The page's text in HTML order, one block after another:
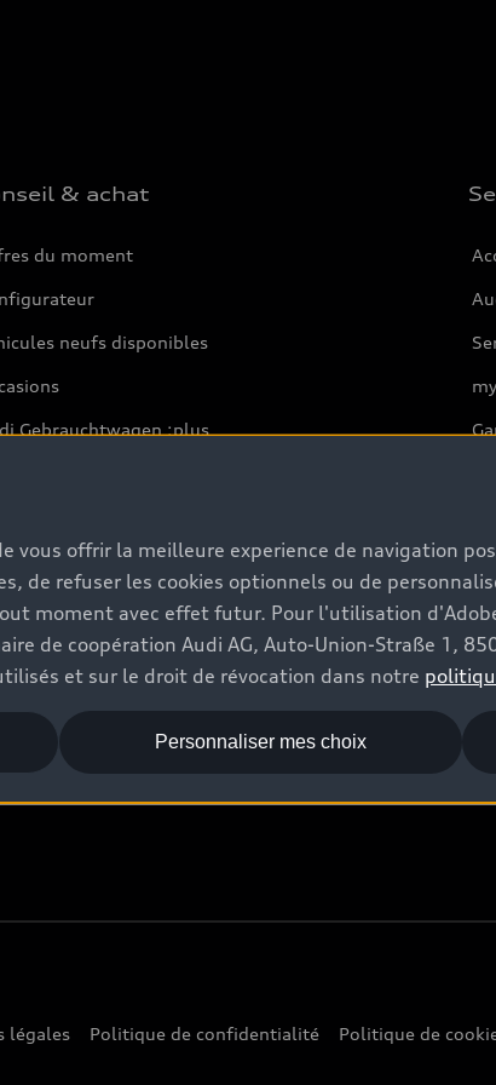
& achat
du moment
neufs disponibles
Gebrauchtwagen :plus
World
of Progress
of Luxembourg
légales Politique de confidentialité Politique de
vous offrir la meilleure experience de navigation
de refuser les cookies optionnels ou de
moment avec effet futur. Pour l'utilisation
de coopération Audi AG, Auto-Union-Straße 1,
et sur le droit de révocation dans notre
Personnaliser mes choix